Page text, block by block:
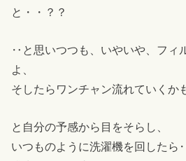
と・・？？
‥と思いつつも、いやいや、フィ
よ、
そしたらワンチャン流れていくか
と自分の予感から目をそらし、
いつものように洗濯機を回したら